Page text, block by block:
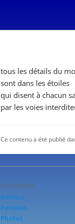
tous les détails du
sont dans les étoiles
qui disent à chacun
par les voies
Ce contenu a été publié
CATÉGORIES
Keltina
Pensées
Photos